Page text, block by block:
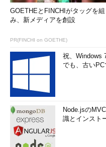
GOETHEとFINCHIがタッグを組
み、新メディアを創設
PR(FINCHI on GOETHE)
祝、Windows
でも、古い
Node.jsの
識とインスト